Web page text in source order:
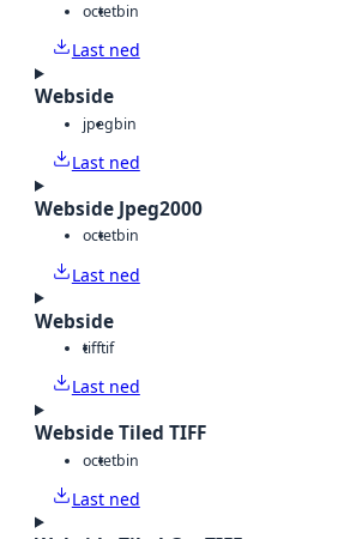
octetbin
Last ned
Webside
jpegbin
Last ned
Webside Jpeg2000
octetbin
Last ned
Webside
tifftif
Last ned
Webside Tiled TIFF
octetbin
Last ned